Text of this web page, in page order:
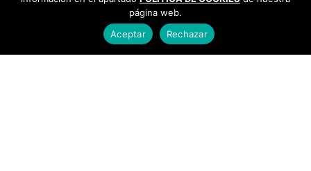
página web.
Aceptar
Rechazar